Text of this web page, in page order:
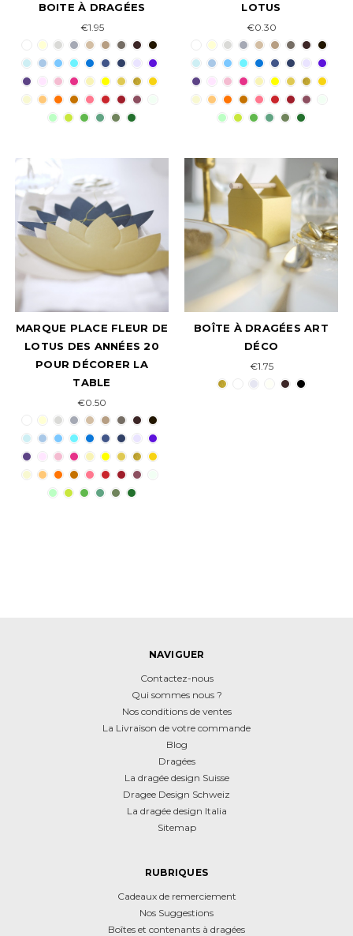
BOITE À DRAGÉES
€1.95
LOTUS
€0.30
MARQUE PLACE FLEUR DE
LOTUS DES ANNÉES 20
POUR DÉCORER LA
TABLE
€0.50
BOÎTE À DRAGÉES ART
DÉCO
€1.75
NAVIGUER
Contactez-nous
Qui sommes nous ?
Nos conditions de ventes
La Livraison de votre commande
Blog
Dragées
La dragée design Suisse
Dragee Design Schweiz
La dragée design Italia
Sitemap
RUBRIQUES
Cadeaux de remerciement
Nos Suggestions
Boîtes et contenants à dragées